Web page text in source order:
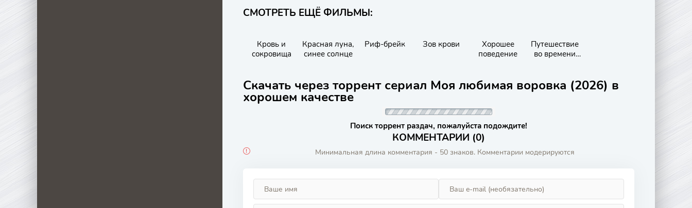
СМОТРЕТЬ ЕЩЁ ФИЛЬМЫ:
Кровь и
сокровища
Красная луна,
синее солнце
Риф-брейк Зов крови
Хорошее
поведение
Путешествие
во времени
Скачать через торрент сериал Моя любимая воровка (2026) в
хорошем качестве
Поиск торрент раздач, пожалуйста подождите!
КОММЕНТАРИИ (0)
Минимальная длина комментария - 50 знаков. Комментарии модерируются